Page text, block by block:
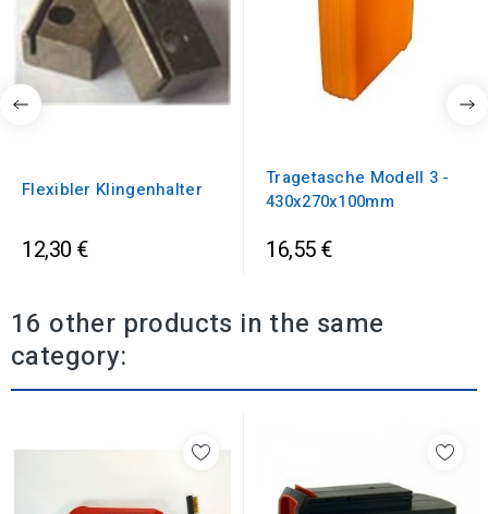
Flexibler Klingenhalter
12,30 €
Tragetasche Modell 3 -
430x270x100mm
16,55 €
16 other products in the same
category: